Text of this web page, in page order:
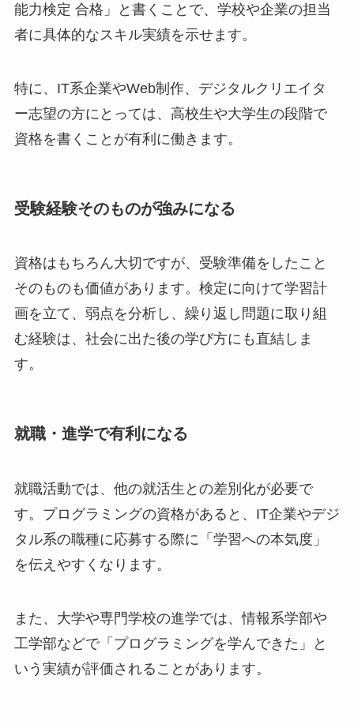
能力検定 合格」と書くことで、学校や企業の担当
者に具体的なスキル実績を示せます。
特に、IT系企業やWeb制作、デジタルクリエイタ
ー志望の方にとっては、高校生や大学生の段階で
資格を書くことが有利に働きます。
受験経験そのものが強みになる
資格はもちろん大切ですが、受験準備をしたこと
そのものも価値があります。検定に向けて学習計
画を立て、弱点を分析し、繰り返し問題に取り組
む経験は、社会に出た後の学び方にも直結しま
す。
就職・進学で有利になる
就職活動では、他の就活生との差別化が必要で
す。プログラミングの資格があると、IT企業やデジ
タル系の職種に応募する際に「学習への本気度」
を伝えやすくなります。
また、大学や専門学校の進学では、情報系学部や
工学部などで「プログラミングを学んできた」と
いう実績が評価されることがあります。